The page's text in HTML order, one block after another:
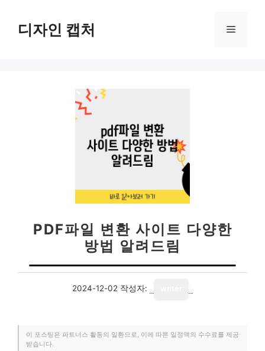
디자인 캡처 메
PDF파일 변환 사이트 다양한
방법 알려드림
2024-12-02 작성자:
이 포스팅은 파트너스 활동의 일환으로, 이에 따른 일정액의 수수료를 제공
받습니다.